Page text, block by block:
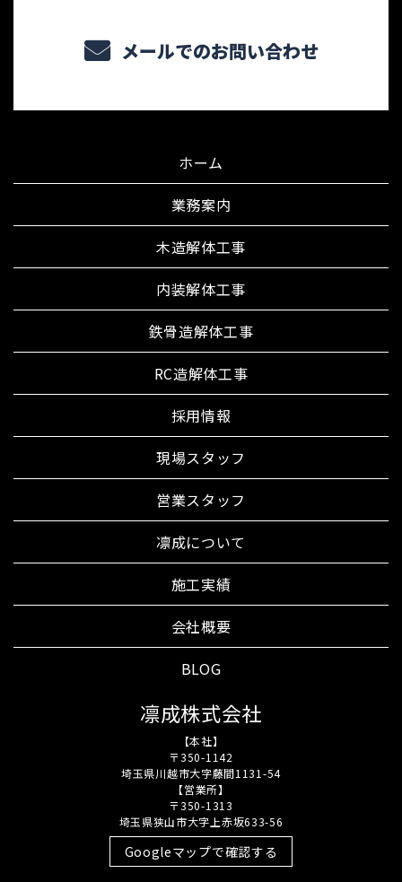
メールでのお問い合わせ
ホーム
業務案内
木造解体工事
内装解体工事
鉄骨造解体工事
RC造解体工事
採用情報
現場スタッフ
営業スタッフ
凛成について
施工実績
会社概要
BLOG
凛成株式会社
【本社】
〒350-1142
埼玉県川越市大字藤間1131-54
【営業所】
〒350-1313
埼玉県狭山市大字上赤坂633-56
Googleマップで確認する